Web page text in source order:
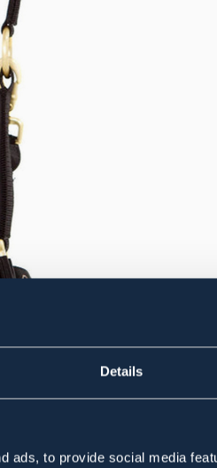
Details
ads, to provide social media